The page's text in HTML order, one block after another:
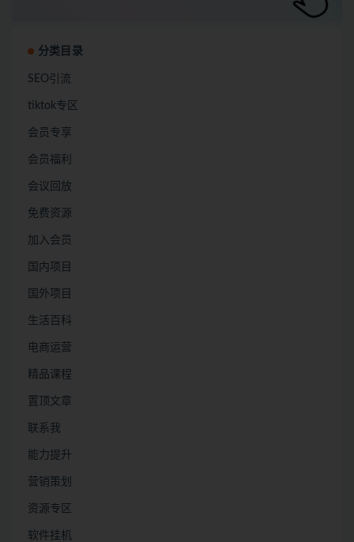
分类目录
SEO引流
tiktok专区
会员专享
会员福利
会议回放
免费资源
加入会员
国内项目
国外项目
生活百科
电商运营
精品课程
置顶文章
联系我
能力提升
营销策划
资源专区
软件挂机